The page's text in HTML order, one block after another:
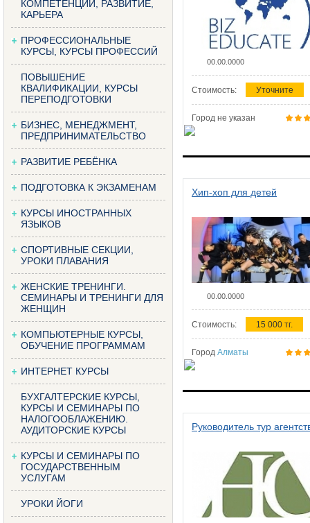
КОМПЕТЕНЦИИ, РАЗВИТИЕ,
КАРЬЕРА
ПРОФЕССИОНАЛЬНЫЕ
КУРСЫ, КУРСЫ ПРОФЕССИЙ
ПОВЫШЕНИЕ
КВАЛИФИКАЦИИ, КУРСЫ
ПЕРЕПОДГОТОВКИ
БИЗНЕС, МЕНЕДЖМЕНТ,
ПРЕДПРИНИМАТЕЛЬСТВО
РАЗВИТИЕ РЕБЁНКА
ПОДГОТОВКА К ЭКЗАМЕНАМ
КУРСЫ ИНОСТРАННЫХ
ЯЗЫКОВ
СПОРТИВНЫЕ СЕКЦИИ,
УРОКИ ПЛАВАНИЯ
ЖЕНСКИЕ ТРЕНИНГИ.
СЕМИНАРЫ И ТРЕНИНГИ ДЛЯ
ЖЕНЩИН
КОМПЬЮТЕРНЫЕ КУРСЫ,
ОБУЧЕНИЕ ПРОГРАММАМ
ИНТЕРНЕТ КУРСЫ
БУХГАЛТЕРСКИЕ КУРСЫ,
КУРСЫ И СЕМИНАРЫ ПО
НАЛОГООБЛАЖЕНИЮ.
АУДИТОРСКИЕ КУРСЫ
КУРСЫ И СЕМИНАРЫ ПО
ГОСУДАРСТВЕННЫМ
УСЛУГАМ
УРОКИ ЙОГИ
00.00.0000
Стоимость: Уточните
Город не указан
Хип-хоп для детей
00.00.0000
Стоимость: 15 000 тг.
Город Алматы
Руководитель тур